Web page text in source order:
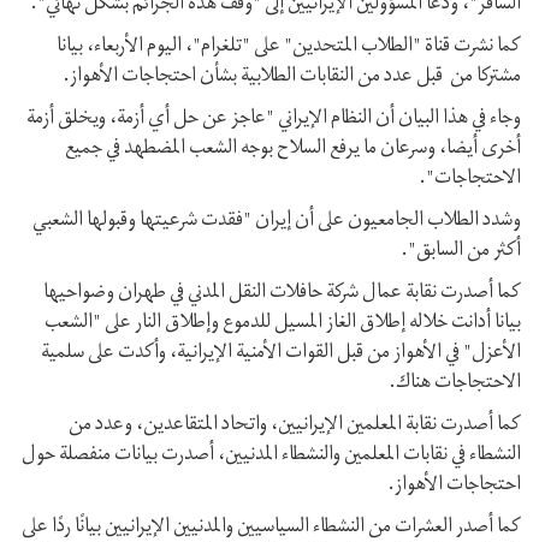
كما نشرت قناة "الطلاب المتحدين" على "تلغرام"، اليوم الأربعاء، بيانا
مشتركا من قبل عدد من النقابات الطلابية بشأن احتجاجات الأهواز.
وجاء في هذا البيان أن النظام الإيراني "عاجز عن حل أي أزمة، ويخلق أزمة
أخرى أيضا، وسرعان ما يرفع السلاح بوجه الشعب المضطهد في جميع
الاحتجاجات".
وشدد الطلاب الجامعيون على أن إيران "فقدت شرعيتها وقبولها الشعبي
أكثر من السابق".
كما أصدرت نقابة عمال شركة حافلات النقل المدني في طهران وضواحيها
بيانا أدانت خلاله إطلاق الغاز المسيل للدموع وإطلاق النار على "الشعب
الأعزل" في الأهواز من قبل القوات الأمنية الإيرانية، وأكدت على سلمية
الاحتجاجات هناك.
كما أصدرت نقابة المعلمين الإيرانيين، واتحاد المتقاعدين، وعدد من
النشطاء في نقابات المعلمين والنشطاء المدنيين، أصدرت بيانات منفصلة حول
احتجاجات الأهواز.
كما أصدر العشرات من النشطاء السياسيين والمدنيين الإيرانيين بيانًا ردًا على